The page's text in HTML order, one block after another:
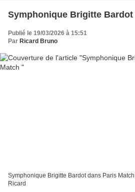
Symphonique Brigitte Bardot
Publié le 19/03/2026 à 15:51
Par Ricard Bruno
Symphonique Brigitte Bardot dans Paris
Ricard